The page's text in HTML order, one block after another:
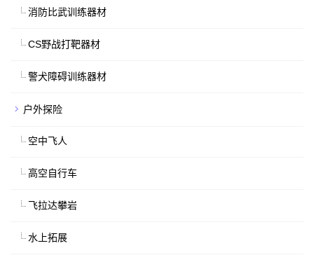
消防比武训练器材
CS野战打靶器材
警犬障碍训练器材
户外探险
空中飞人
高空自行车
飞拉达攀岩
水上拓展